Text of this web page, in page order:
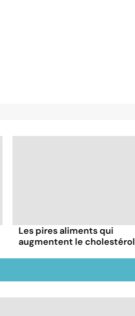
Les pires aliments qui
augmentent le cholestérol